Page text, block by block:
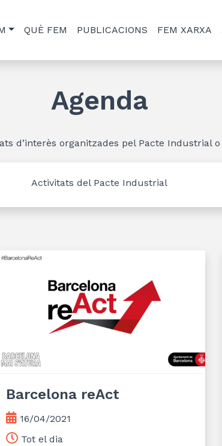
QUÈ FEM PUBLICACIONS FEM XARXA
Agenda
d’interès organitzades pel Pacte Industrial
Activitats del Pacte Industrial
Barcelona reAct
16/04/2021
Tot el dia